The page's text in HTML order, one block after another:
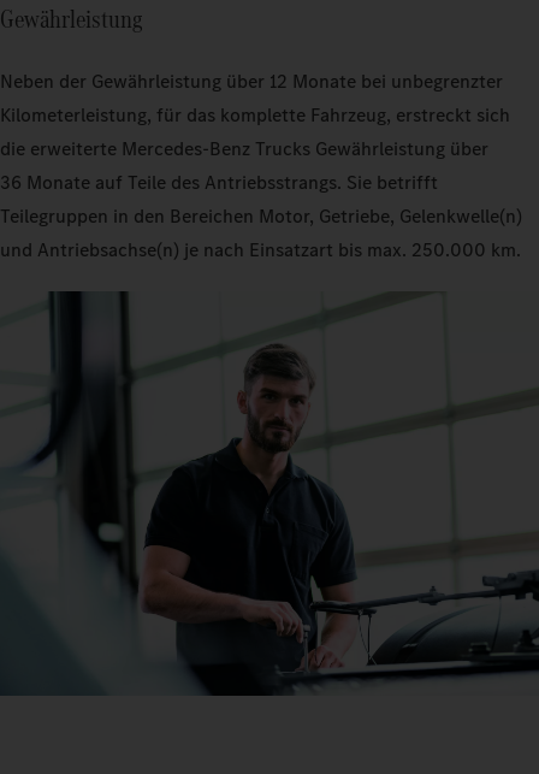
Gewährleistung
Neben der Gewährleistung über 12 Monate bei unbegrenzter
Kilometerleistung, für das komplette Fahrzeug, erstreckt sich
die erweiterte Mercedes‑Benz Trucks Gewährleistung über
36 Monate auf Teile des Antriebsstrangs. Sie betrifft
Teilegruppen in den Bereichen Motor, Getriebe, Gelenkwelle(n)
und Antriebsachse(n) je nach Einsatzart bis max. 250.000 km.